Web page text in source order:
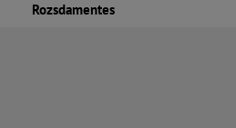
Rozsdamentes